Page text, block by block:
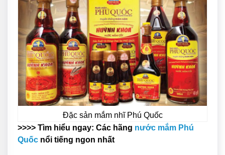
Đặc sản mắm nhĩ Phú Quốc
>>>> Tìm hiểu ngay: Các hãng nước mắm Phú
Quốc nổi tiếng ngon nhất